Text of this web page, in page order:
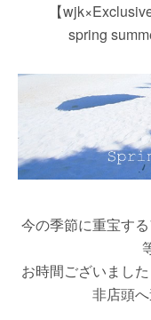
【
spring
今の季節に重宝す
お時間ございまし
非店頭